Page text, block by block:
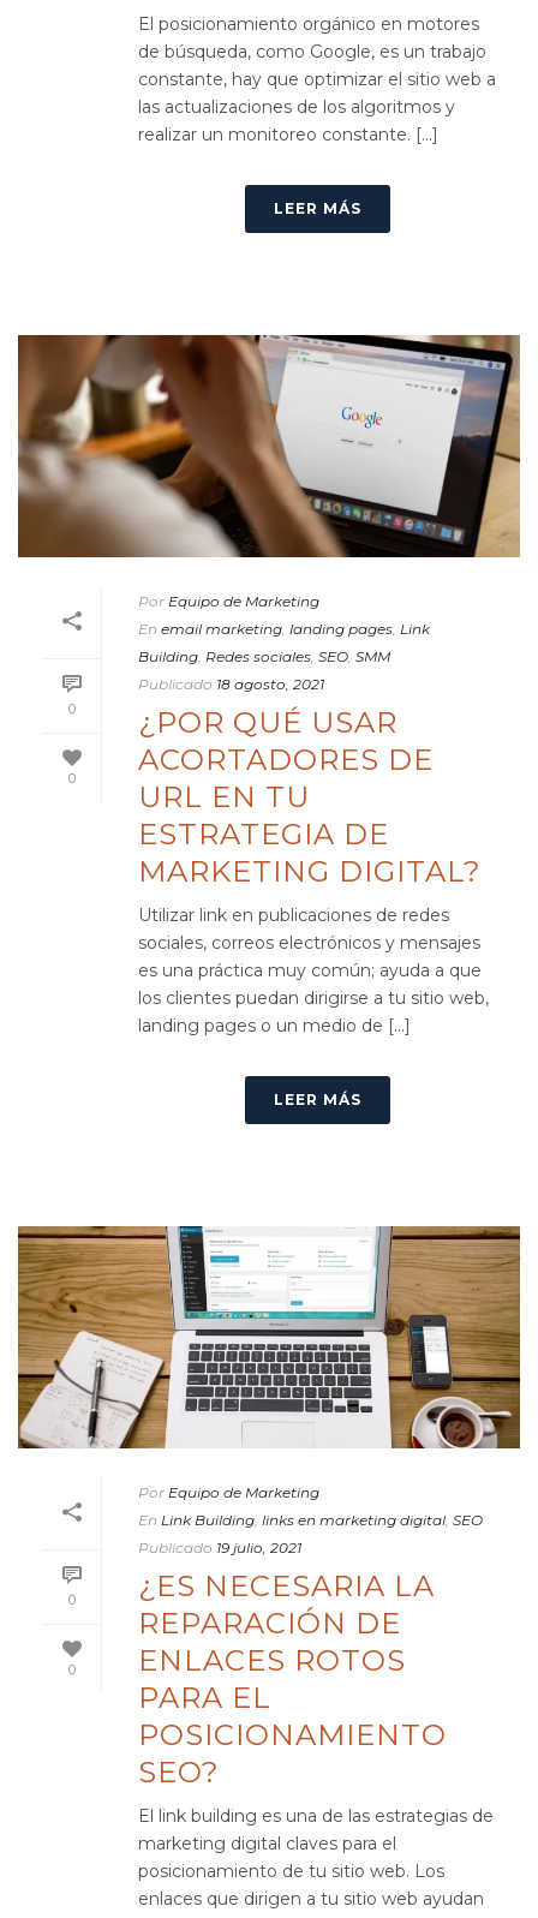
El posicionamiento orgánico en motores
de búsqueda, como Google, es un trabajo
constante, hay que optimizar el sitio web a
las actualizaciones de los algoritmos y
realizar un monitoreo constante. [...]
LEER MÁS
0
0
Por Equipo de Marketing
En email marketing, landing pages, Link
Building, Redes sociales, SEO, SMM
Publicado 18 agosto, 2021
¿POR QUÉ USAR
ACORTADORES DE
URL EN TU
ESTRATEGIA DE
MARKETING DIGITAL?
Utilizar link en publicaciones de redes
sociales, correos electrónicos y mensajes
es una práctica muy común; ayuda a que
los clientes puedan dirigirse a tu sitio web,
landing pages o un medio de [...]
LEER MÁS
0
0
Por Equipo de Marketing
En Link Building links en marketing digital SEO
Publicado 19 julio, 2021
¿ES NECESARIA LA
REPARACIÓN DE
ENLACES ROTOS
PARA EL
POSICIONAMIENTO
SEO?
El link building es una de las estrategias de
marketing digital claves para el
posicionamiento de tu sitio web. Los
enlaces que dirigen a tu sitio web ayudan